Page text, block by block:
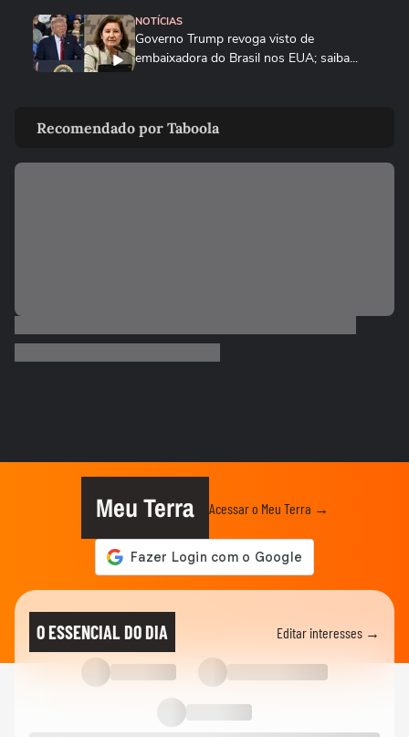
NOTÍCIAS
Governo Trump revoga visto de
embaixadora do Brasil nos EUA; saiba...
filhote por vários dias na...
MUNDO
acordo para...
Menino de 11 anos viraliza após virar
tradutor da mãe durante...
Lula diz que não é ‘louco’ de brigar com
China e EUA: ‘Quero...
No Japão, Zico tranquiliza fãs após
terremoto de grandes...
Recomendado por Taboola
Meu Terra Acessar o Meu Terra →
O ESSENCIAL DO DIA Editar interesses →